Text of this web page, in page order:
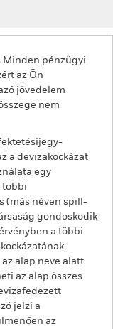
Minden pénzügyi
az Ön
jövedelem
nem
a devizakockázat
egy
többi
(más néven spill-
gondoskodik
a többi
alap neve alatt
az alap összes
jelzi a
az